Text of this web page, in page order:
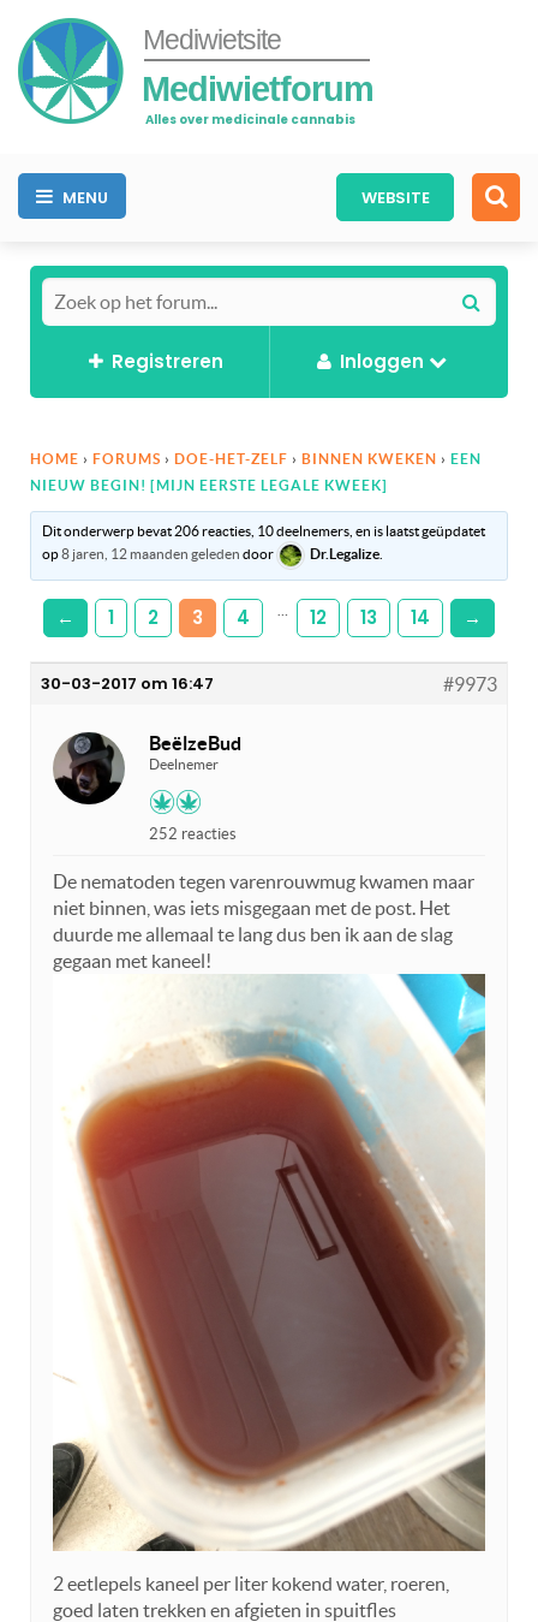
Mediwietsite
Mediwietforum
Alles over medicinale cannabis
MENU WEBSITE
Registreren Inloggen
HOME › FORUMS › DOE-HET-ZELF › BINNEN KWEKEN › EEN
NIEUW BEGIN! [MIJN EERSTE LEGALE KWEEK]
Dit onderwerp bevat 206 reacties, 10 deelnemers, en is laatst geüpdatet
op8 jaren, 12 maanden geleden door Dr.Legalize
← 1 2 3 4 12 13 14 →
30-03-2017 om 16:47 #9973
BeëlzeBud
Deelnemer
252 reacties
De nematoden tegen varenrouwmug kwamen maar
niet binnen, was iets misgegaan met de post. Het
duurde me allemaal te lang dus ben ik aan de slag
gegaan met kaneel!
2 eetlepels kaneel per liter kokend water, roeren,
goed laten trekken en afgieten in spuitfles